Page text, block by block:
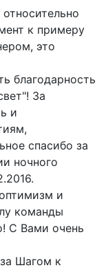
к примеру
это
благодарность
За
и
спасибо за
ночного
и
команды
С Вами очень
Шагом к